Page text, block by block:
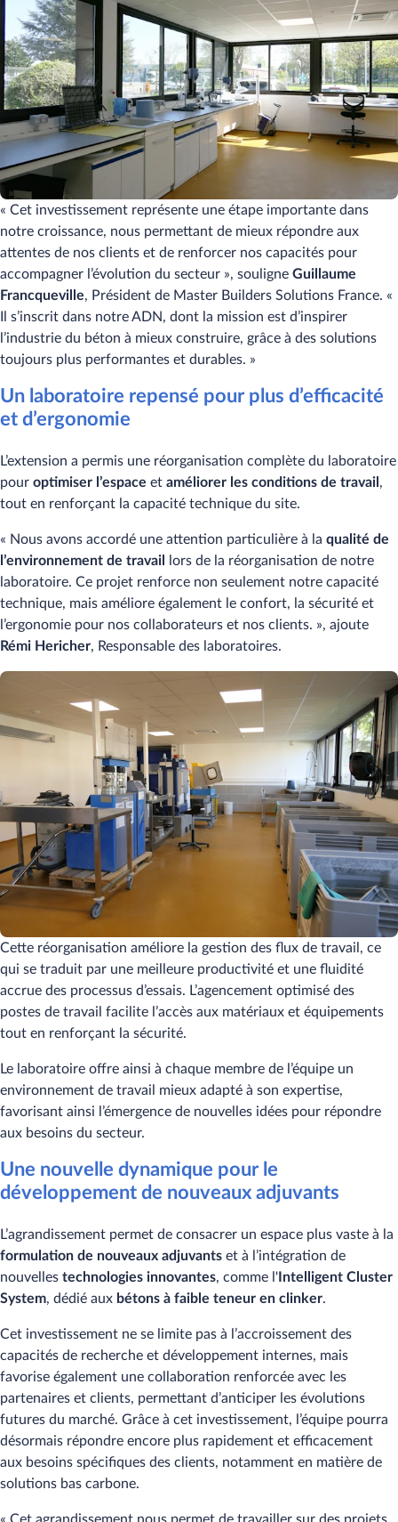
« Cet investissement représente une étape importante dans
notre croissance, nous permettant de mieux répondre aux
attentes de nos clients et de renforcer nos capacités pour
accompagner l’évolution du secteur », souligne Guillaume
Francqueville, Président de Master Builders Solutions France. «
Il s’inscrit dans notre ADN, dont la mission est d’inspirer
l’industrie du béton à mieux construire, grâce à des solutions
toujours plus performantes et durables. »
Un laboratoire repensé pour plus d’efficacité
et d’ergonomie
L’extension a permis une réorganisation complète du laboratoire
pour optimiser l’espace et améliorer les conditions de travail ,
tout en renforçant la capacité technique du site.
« Nous avons accordé une attention particulière à la qualité de
l’environnement de travail
lors de la réorganisation de notre
laboratoire. Ce projet renforce non seulement notre capacité
technique, mais améliore également le confort, la sécurité et
l’ergonomie pour nos collaborateurs et nos clients. », ajoute
Rémi Hericher, Responsable des laboratoires.
Cette réorganisation améliore la gestion des flux de travail, ce
qui se traduit par une meilleure productivité et une fluidité
accrue des processus d’essais. L’agencement optimisé des
postes de travail facilite l’accès aux matériaux et équipements
tout en renforçant la sécurité.
Le laboratoire offre ainsi à chaque membre de l’équipe un
environnement de travail mieux adapté à son expertise,
favorisant ainsi l’émergence de nouvelles idées pour répondre
aux besoins du secteur.
Une nouvelle dynamique pour le
développement de nouveaux adjuvants
L’agrandissement permet de consacrer un espace plus vaste à la
formulation de nouveaux adjuvants et à l’intégration de
nouvelles technologies innovantes, comme l'Intelligent Cluster
System, dédié aux bétons à faible teneur en clinker.
Cet investissement ne se limite pas à l’accroissement des
capacités de recherche et développement internes, mais
favorise également une collaboration renforcée avec les
partenaires et clients, permettant d’anticiper les évolutions
futures du marché. Grâce à cet investissement, l’équipe pourra
désormais répondre encore plus rapidement et efficacement
aux besoins spécifiques des clients, notamment en matière de
solutions bas carbone.
« Cet agrandissement nous permet de travailler sur des projets